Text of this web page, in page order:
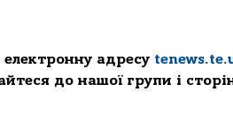
адресу
до нашої групи і